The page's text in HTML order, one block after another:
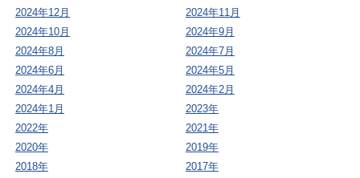
2024年12月
2024年11月
2024年10月
2024年9月
2024年8月
2024年7月
2024年6月
2024年5月
2024年4月
2024年2月
2024年1月
2023年
2022年
2021年
2020年
2019年
2018年
2017年